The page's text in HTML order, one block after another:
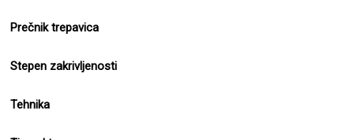
Prečnik trepavica
Stepen zakrivljenosti
Tehnika